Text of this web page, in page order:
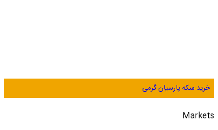
خرید سکه پارسیان گرمی
Markets